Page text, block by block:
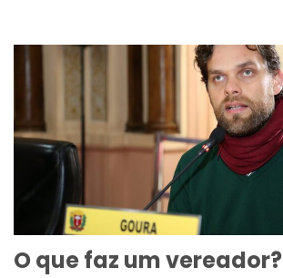
O que faz um vereador?